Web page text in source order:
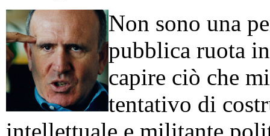
Non sono una
pubblica ruota
capire ciò che
tentativo di
intellettuale e militante